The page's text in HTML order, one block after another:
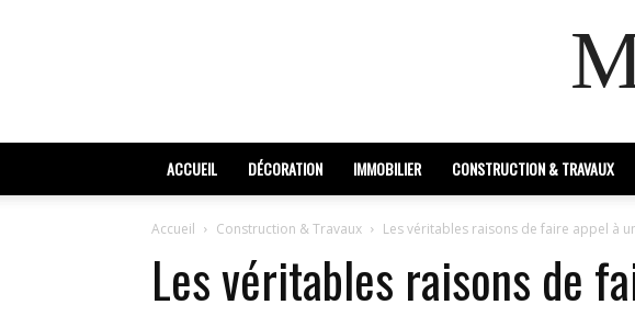
ACCUEIL DÉCORATION IMMOBILIER CONSTRUCTION & TRAVAUX
Accueil Construction & Travaux Les véritables raisons de faire appel à
Les véritables raisons de